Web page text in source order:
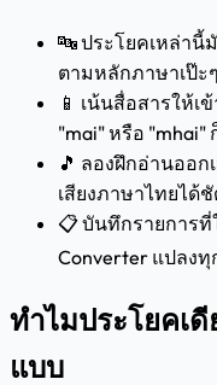
🔤 ประโยคเหล่านี้
ตามหลักภาษาเป๊ะๆ
📱 เน้นสื่อสารให้เ
"mai" หรือ "mhai"
🎵 ลองฝึกอ่านออก
เสียงภาษาไทยได้ชั
📋 บันทึกรายการที่
Converter แปลง
ทำไมประโยคเ
แบบ